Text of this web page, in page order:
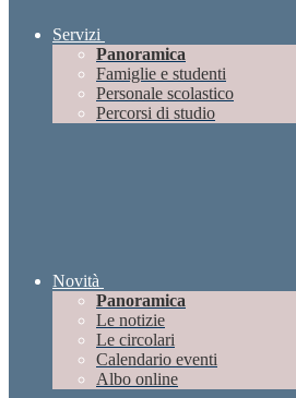
Servizi
Panoramica
Famiglie e studenti
Personale scolastico
Percorsi di studio
Novità
Panoramica
Le notizie
Le circolari
Calendario eventi
Albo online